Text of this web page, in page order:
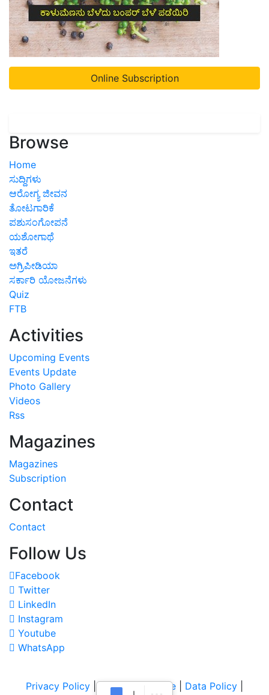
Online Subscription
Browse
Home
ಸುದ್ದಿಗಳು
ಆರೋಗ್ಯ ಜೀವನ
ತೋಟಗಾರಿಕೆ
ಪಶುಸಂಗೋಪನೆ
ಯಶೋಗಾಥೆ
ಇತರೆ
ಅಗ್ರಿಪೀಡಿಯಾ
ಸರ್ಕಾರಿ ಯೋಜನೆಗಳು
Quiz
FTB
Activities
Upcoming Events
Events Update
Photo Gallery
Videos
Rss
Magazines
Magazines
Subscription
Contact
Contact
Follow Us
Facebook
Twitter
LinkedIn
Instagram
Youtube
WhatsApp
Privacy Policy |Terms of Service Data Policy